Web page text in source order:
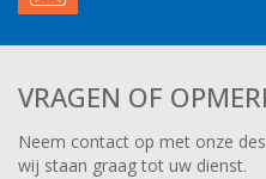
VRAGEN OF
Neem contact op met onze
wij staan graag tot uw dienst.